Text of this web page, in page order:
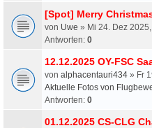
[Spot] Merry
von Uwe » Mi 24. Dez
Antworten: 0
12.12.2025 OY-FSC
von alphacentauri434 » Fr
Aktuelle Fotos von
Antworten: 0
01.12.2025 CS-CLG